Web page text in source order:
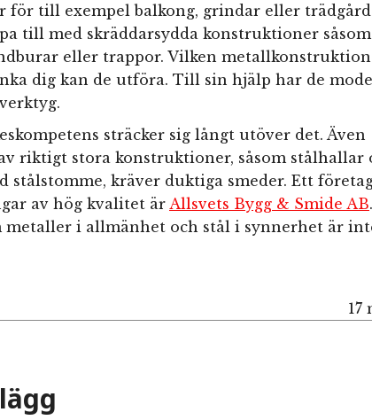
för till exempel balkong, grindar eller
till med skräddarsydda konstruktioner såsom
eller trappor. Vilken
dig kan de utföra. Till sin hjälp har de
sträcker sig långt utöver det. Även
riktigt stora konstruktioner, såsom stålhallar
stålstomme, kräver duktiga smeder. Ett
av hög kvalitet är Allsvets Bygg & Smide AB
metaller i allmänhet och stål i synnerhet är
17